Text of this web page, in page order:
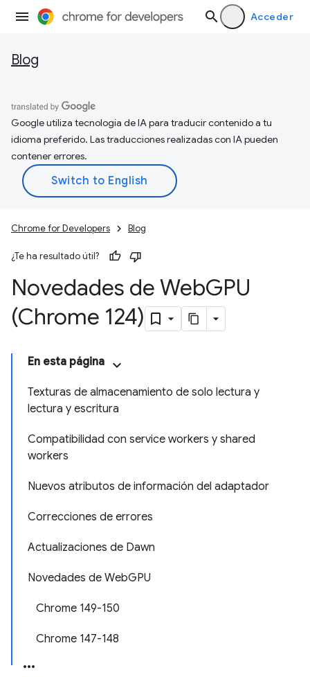
Acceder
Blog
Google utiliza tecnología de IA para traducir contenido a tu
idioma preferido. Las traducciones realizadas con IA pueden
contener errores.
Chrome for Developers Blog
¿Te ha resultado útil?
Novedades de WebGPU
(Chrome 124)
En esta página
Texturas de almacenamiento de solo lectura y
lectura y escritura
Compatibilidad con service workers y shared
workers
Nuevos atributos de información del adaptador
Correcciones de errores
Actualizaciones de Dawn
Novedades de WebGPU
Chrome 149-150
Chrome 147-148